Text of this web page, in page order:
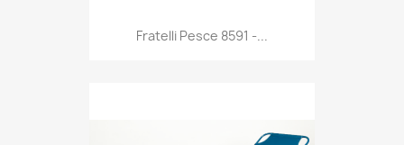
Anteprima
Fratelli Pesce 8591 -...